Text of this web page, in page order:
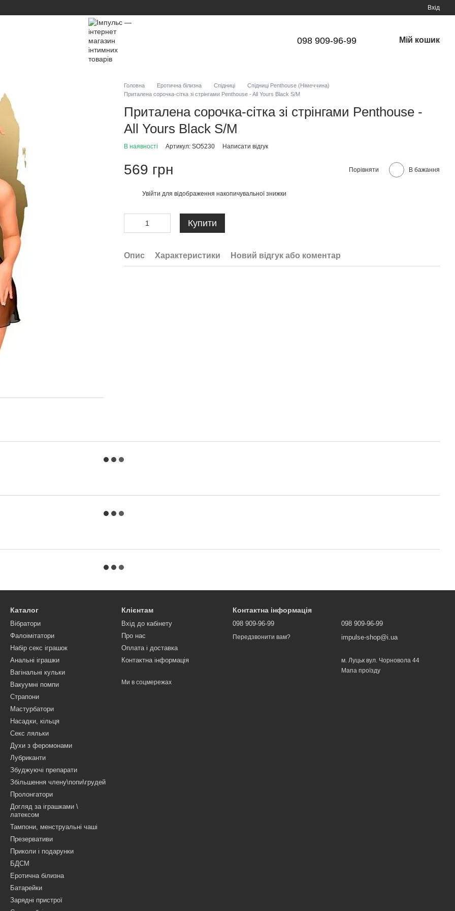
Вхід
098 909-96-99 Мій кошик
Головна Еротична білизна Спідниці
Спідниці Penthouse (Німеччина)
Приталена сорочка-сітка зі стрінгами Penthouse - All Yours Black S/M
Приталена сорочка-сітка зі стрінгами Penthouse -
All Yours Black S/M
В наявності Артикул: SO5230 Написати відгук
569 грн Порівняти В бажання
Увійти для відображення накопичувальної знижки
Купити
Опис Характеристики Новий відгук або коментар
Каталог
Вібратори
Фалоімітатори
Набір секс іграшок
Анальні іграшки
Вагінальні кульки
Вакуумні помпи
Страпони
Мастурбатори
Насадки, кільця
Секс ляльки
Духи з феромонами
Лубриканти
Збуджуючі препарати
Збільшення члену\попи\грудей
Пролонгатори
Догляд за іграшками \
латексом
Тампони, менструальні чаші
Презервативи
Приколи і подарунки
БДСМ
Еротична білизна
Батарейки
Зарядні пристрої
Клієнтам
Вхід до кабінету
Про нас
Оплата і доставка
Контактна інформація
Ми в соцмережах
Контактна інформація
098 909-96-99
Передзвонити вам?
098 909-96-99
impulse-shop@i.ua
м. Луцьк вул. Чорновола 44
Мапа проїзду